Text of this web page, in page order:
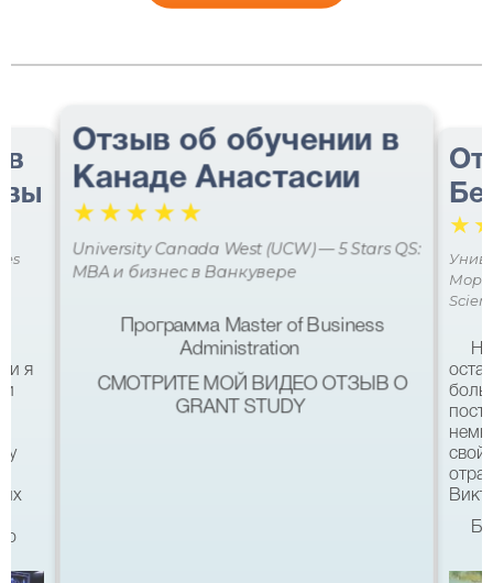
в
я
и
Отзыв об обучении в
Канаде Анастасии
☆☆☆ ☆☆
University Canada West (UCW) — 5 Stars QS:
MBA и бизнес в Ванкувере
Программа Master of Business
Administration
СМОТРИТЕ МОЙ ВИДЕО ОТЗЫВ О
GRANT STUDY
☆
Мора
свой
Все